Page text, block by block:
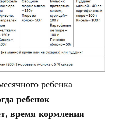
ребенка
ребенок
время кормления